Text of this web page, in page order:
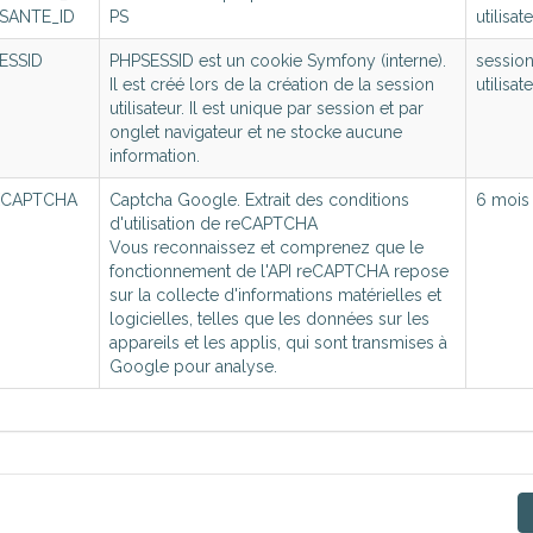
intégré dans
résultats vers les adresses MSSanté des médecins, les
et Structures de dépistage) peuvent obtenir une
notre
service commercial
avec leur code RPPS peuvent modifier eux-mêmes
dans leur boîte mail MSSanté (Cf "Vos paramètres" -
en parallèle du flux hprimnet défini sur le compte
_ID
PS
PHPSESSID est un cookie Symfony (interne).
Il est créé lors de la création de la session
utilisateur. Il est unique par session et par
onglet navigateur et ne stocke aucune
information.
session
CAPTCHA
Captcha Google. Extrait des conditions
d'utilisation de reCAPTCHA
Vous reconnaissez et comprenez que le
fonctionnement de l'API reCAPTCHA repose
sur la collecte d'informations matérielles et
logicielles, telles que les données sur les
appareils et les applis, qui sont transmises à
Google pour analyse.
6 mois